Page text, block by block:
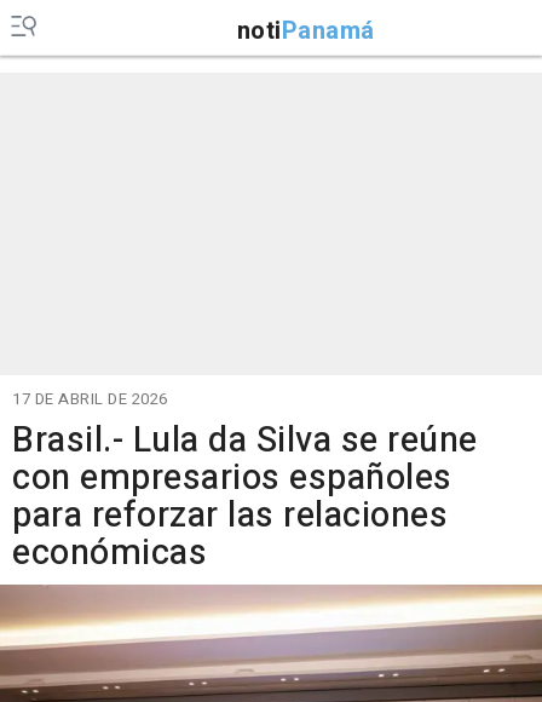
notiPanamá
17 DE ABRIL DE 2026
Brasil.- Lula da Silva se reúne
con empresarios españoles
para reforzar las relaciones
económicas